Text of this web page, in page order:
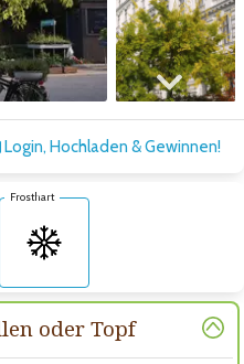
Zum nächsten Bild
Login, Hochladen & Gewinnen!
Frosthart
oder Topf